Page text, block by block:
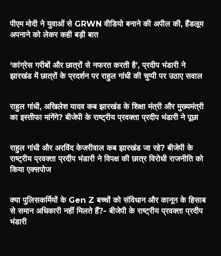
पीएम मोदी ने युवाओं से GRWN वीडियो बनाने की अपील की, हैंडलूम
अपनाने को लेकर कही बड़ी बात
‘कांग्रेस गरीबों और छात्रों से नफरत करती है’, प्रदीप भंडारी ने
झारखंड में छात्रों के प्रदर्शन पर राहुल गांधी की चुप्पी पर उठाए सवाल
राहुल गांधी, अखिलेश यादव कब झारखंड के शिक्षा मंत्री और मुख्यमंत्री
का इस्तीफा मांगेंगे? बीजेपी के राष्ट्रीय प्रवक्ता प्रदीप भंडारी ने पूछा
राहुल गांधी और अरविंद केजरीवाल कब झारखंड जा रहे? बीजेपी के
राष्ट्रीय प्रवक्ता प्रदीप भंडारी ने विपक्ष की छात्र विरोधी राजनीति को
किया एक्सपोज
क्या पुलिसकर्मियों के Gen Z बच्चों को संविधान और कानून के हिसाब
से समान अधिकारी नहीं मिलते हैं?- बीजेपी के राष्ट्रीय प्रवक्ता प्रदीप
भंडारी